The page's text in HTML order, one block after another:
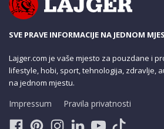
SVE PRAVE INFORMACIJE NA JEDNOM
Lajger.com je vaše mjesto za pouzdane i
lifestyle, hobi, sport, tehnologija, zdravlje,
na jednom mjestu.
Impressum Pravila privatnosti